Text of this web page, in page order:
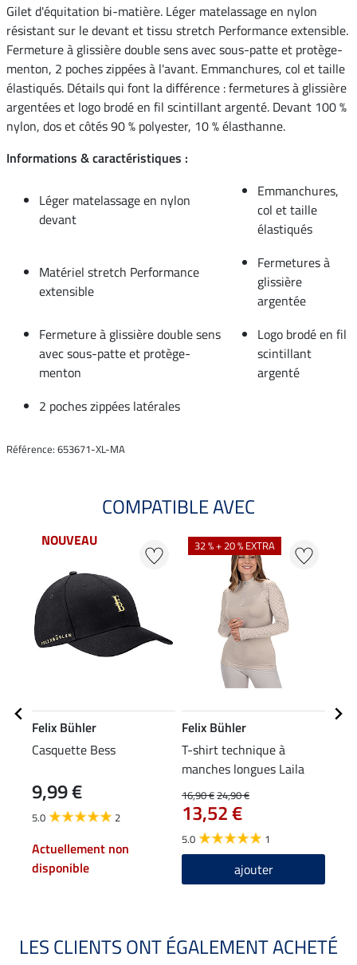
Gilet d'équitation bi-matière. Léger matelassage en nylon
résistant sur le devant et tissu stretch Performance extensible.
Fermeture à glissière double sens avec sous-patte et protège-
menton, 2 poches zippées à l'avant. Emmanchures, col et taille
élastiqués. Détails qui font la différence : fermetures à glissière
argentées et logo brodé en fil scintillant argenté. Devant 100 %
nylon, dos et côtés 90 % polyester, 10 % élasthanne.
Informations & caractéristiques :
Léger matelassage en nylon
devant
Emmanchures,
col et taille
élastiqués
Matériel stretch Performance
extensible
Fermetures à
glissière
argentée
Fermeture à glissière double sens
avec sous-patte et protège-
menton
Logo brodé en fil
scintillant
argenté
2 poches zippées latérales
Référence: 653671-XL-MA
COMPATIBLE AVEC
NOUVEAU
Felix Bühler
Casquette Bess
9,99 €
5.0 2
Actuellement non
disponible
32 % + 20 % EXTRA
Felix Bühler
T-shirt technique à
manches longues Laila
16,90 €24,90 €
13,52 €
5.0 1
ajouter
LES CLIENTS ONT ÉGALEMENT ACHETÉ